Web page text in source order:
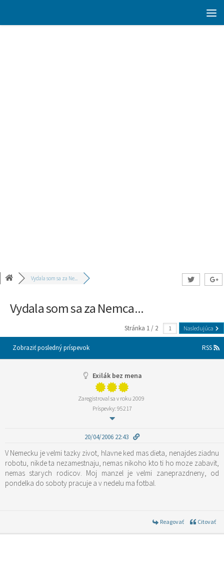
Vydala som sa za Ne...
Vydala som sa za Nemca...
Stránka 1 / 2 Nasledujúca
Zobraziť posledný príspevok RSS
Exilák bez mena
Zaregistroval sa v roku 2009
Príspevky: 95217
20/04/2006 22:43
V Nemecku je velmi tazky zivot, hlavne ked mas dieta, nenajdes ziadnu
robotu, nikde ta nezamestnaju, nemas nikoho kto ti ho moze zabavit,
nemas starych rodicov. Moj manzel je velmi zaneprazdneny, od
pondelka do soboty pracuje a v nedelu ma fotbal.
Reagovať Citovať